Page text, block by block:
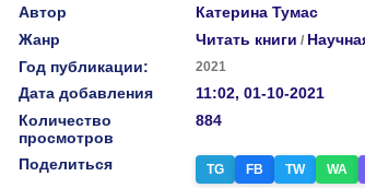
Автор
Катерина Тумас
Жанр
Читать книги /
Год публикации:
2021
Дата добавления
11:02, 01-10-2021
Количество
просмотров
884
Поделиться TG FB TW WA